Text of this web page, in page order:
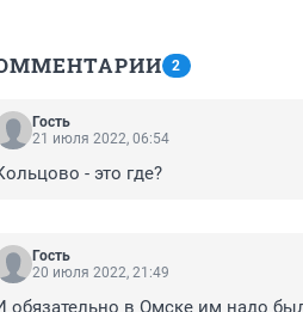
2
Гость
21 июля 2022, 06:54
- это где?
Гость
20 июля 2022, 21:49
обязательно в Омске им надо